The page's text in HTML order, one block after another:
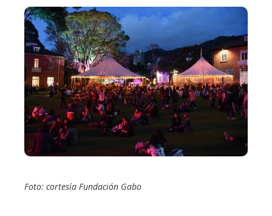
Foto: cortesía Fundación Gabo